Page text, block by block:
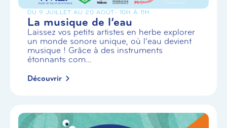
DU 9 JUILLET AU 20 AOÛT- 10H À 11H
La musique de l’eau
Laissez vos petits artistes en herbe explorer
un monde sonore unique, où l’eau devient
musique ! Grâce à des instruments
étonnants com...
Découvrir